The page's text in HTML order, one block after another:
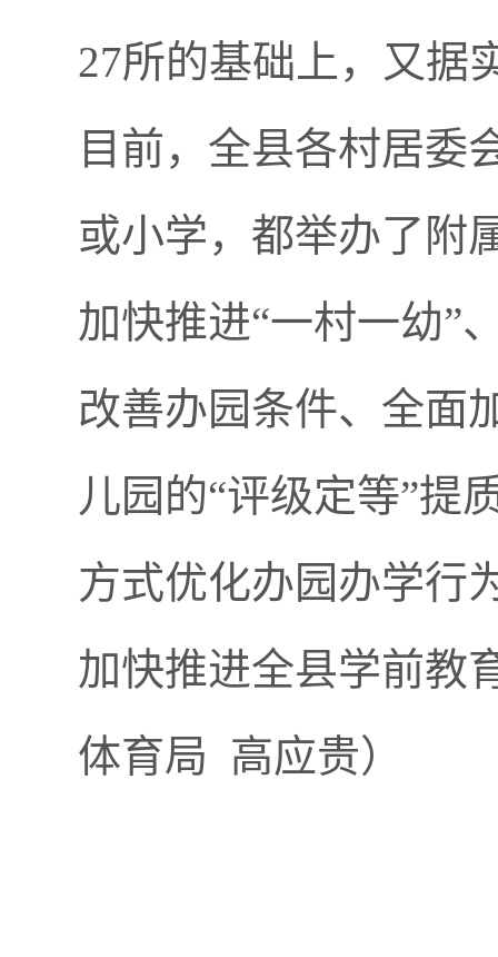
27所的基础上，又据
目前，全县各村居委
或小学，都举办了附
加快推进“一村一幼”
改善办园条件、全面
儿园的“评级定等”提
方式优化办园办学行
加快推进全县学前教
体育局 高应贵）